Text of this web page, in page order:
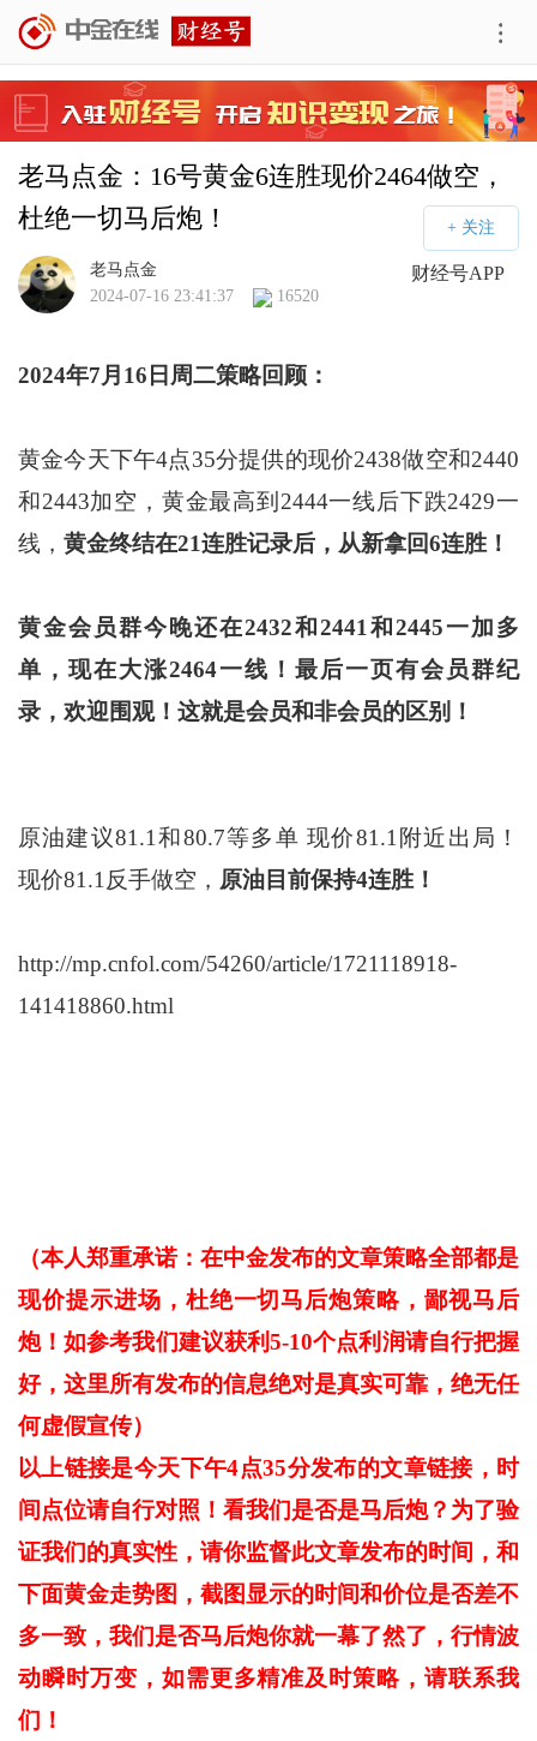
老马点金：16号黄金6连胜现价2464做空，
杜绝一切马后炮！
财经号APP
老马点金
2024-07-16 23:41:37
16520
2024年7月16日周二策略回顾：
黄金今天下午4点35分提供的现价2438做空和2440
和2443加空，黄金最高到2444一线后下跌2429一
线， 黄金终结在21连胜记录后，从新拿回6连胜！
黄金会员群今晚还在2432和2441和2445一加多
单，现在大涨2464一线！最后一页有会员群纪
录，欢迎围观！这就是会员和非会员的区别！
原油建议81.1和80.7等多单 现价81.1附近出局！
现价81.1反手做空， 原油目前保持4连胜！
http://mp.cnfol.com/54260/article/1721118918-
141418860.html
（本人郑重承诺：在中金发布的文章策略全部都是
现价提示进场，杜绝一切马后炮策略，鄙视马后
炮！如参考我们建议获利5-10个点利润请自行把握
好，这里所有发布的信息绝对是真实可靠，绝无任
何虚假宣传）
以上链接是今天下午4点35分发布的文章链接，时
间点位请自行对照！看我们是否是马后炮？为了验
证我们的真实性，请你监督此文章发布的时间，和
下面黄金走势图，截图显示的时间和价位是否差不
多一致，我们是否马后炮你就一幕了然了，行情波
动瞬时万变，如需更多精准及时策略，请联系我
们 ！